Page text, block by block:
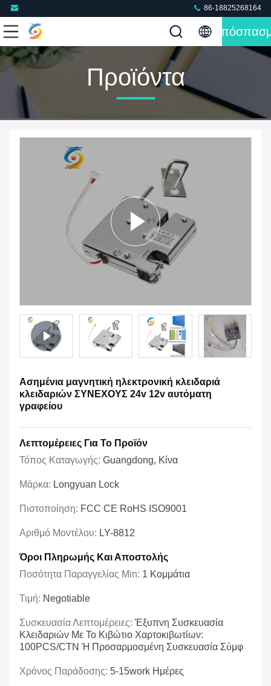
86-18825268164
Προϊόντα
Ασημένια μαγνητική ηλεκτρονική κλειδαριά
κλειδαριών ΣΥΝΕΧΟΥΣ 24v 12v αυτόματη
γραφείου
Λεπτομέρειες Για Το Προϊόν
Τόπος Καταγωγής: Guangdong, Κίνα
Μάρκα: Longyuan Lock
Πιστοποίηση: FCC CE RoHS ISO9001
Αριθμό Μοντέλου: LY-8812
Όροι Πληρωμής Και Αποστολής
Ποσότητα Παραγγελίας Min: 1 Κομμάτια
Τιμή: Negotiable
Συσκευασία Λεπτομέρειες: Έξυπνη Συσκευασία
Κλειδαριών Με Το Κιβώτιο Χαρτοκιβωτίων:
100PCS/CTN Ή Προσαρμοσμένη Συσκευασία Σύμφ
Χρόνος Παράδοσης: 5-15work Ημέρες